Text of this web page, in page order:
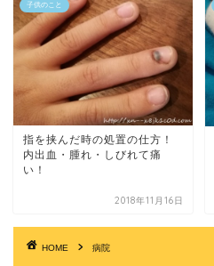
子供のこと
指を挟んだ時の処置の仕方！
内出血・腫れ・しびれて痛
い！
2018年11月16日
HOME 病院